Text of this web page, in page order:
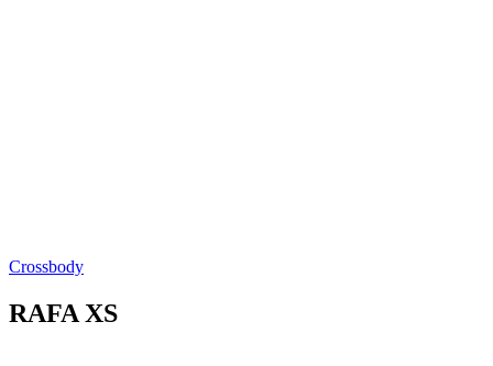
Crossbody
RAFA XS